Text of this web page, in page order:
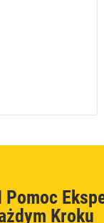
Pomoc
Kroku